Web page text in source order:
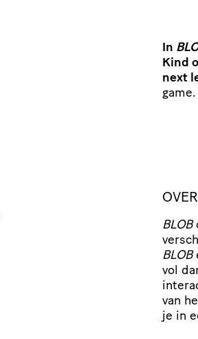
In
Kind
next
game.
BLOB
BLOB
vol
van
je in